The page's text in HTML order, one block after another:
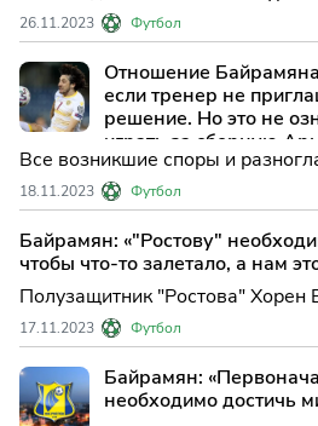
прошел в воскресенье в
полузащитник команды
признан лучшим игроком встречи.
26.11.2023 Футбол
Отношение
если тренер не
решение. Но это не
играть за сборную
Все возникшие споры и
тренером сборной Армении
и полузащитником команды
неизбежно привлекают
общественности. Возникла
когда тренер намекнул
18.11.2023 Футбол
Байрамян: «"Ростову"
чтобы что-то залетало, а нам
Полузащитник "Ростова" Хорен
свое мнение о выступлении
РПЛ. По словам игрока, за
"Спартаком", они показали
4-5 матчах. Однако, несмотря
счете, они
17.11.2023 Футбол
Байрамян:
необходимо достичь